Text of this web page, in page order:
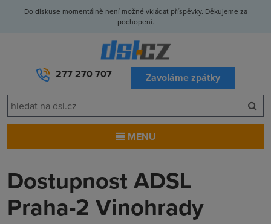
Do diskuse momentálně není možné vkládat příspěvky. Děkujeme za
pochopení.
277 270 707 Zavoláme zpátky
MENU
Dostupnost ADSL
Praha-2 Vinohrady